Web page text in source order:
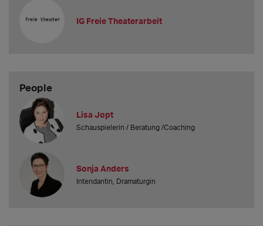
IG Freie Theaterarbeit
People
Lisa Jopt
Schauspielerin / Beratung /Coaching
Sonja Anders
Intendantin, Dramaturgin